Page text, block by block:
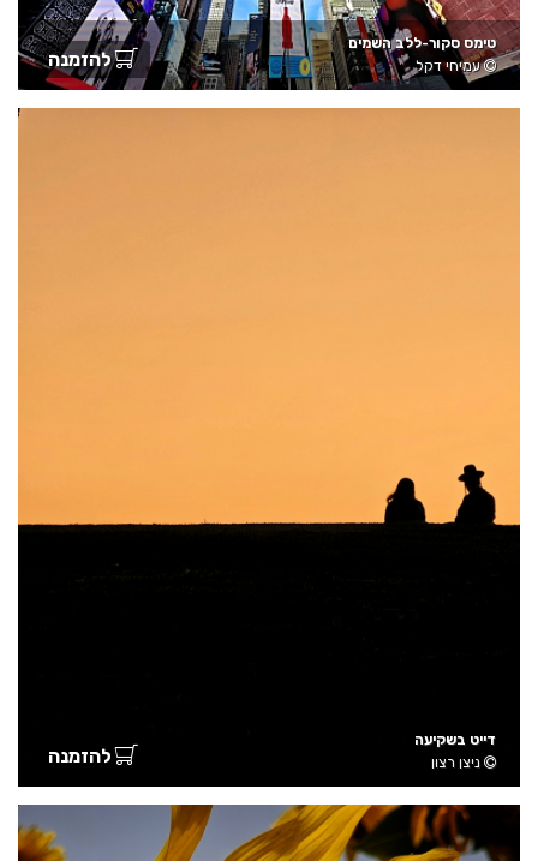
טימס סקור-ללב השמים
עמיחי דקל
להזמנה
דייט בשקיעה
ניצן רצון
להזמנה